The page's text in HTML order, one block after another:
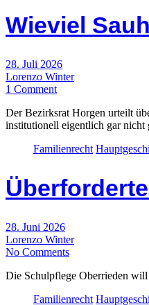
Wieviel
28. Juli 2026
Lorenzo Winter
1 Comment
Der Bezirksrat Horgen urteilt
institutionell eigentlich gar nicht
Familienrecht
28. Juni 2026
Lorenzo Winter
No Comments
Die Schulpflege Oberrieden will
Familienrecht